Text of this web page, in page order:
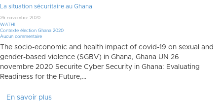
La situation sécuritaire au Ghana
26 novembre 2020
WATHI
Contexte élection Ghana 2020
Aucun commentaire
The socio-economic and health impact of covid-19 on sexual and
gender-based violence (SGBV) in Ghana, Ghana UN 26
novembre 2020 Securite Cyber Security in Ghana: Evaluating
Readiness for the Future,…
En savoir plus